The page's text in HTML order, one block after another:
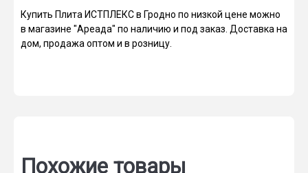
Купить Плита ИСТПЛЕКС в Гродно по низкой цене можно
в магазине "Ареада" по наличию и под заказ. Доставка на
дом, продажа оптом и в розницу.
Похожие товары